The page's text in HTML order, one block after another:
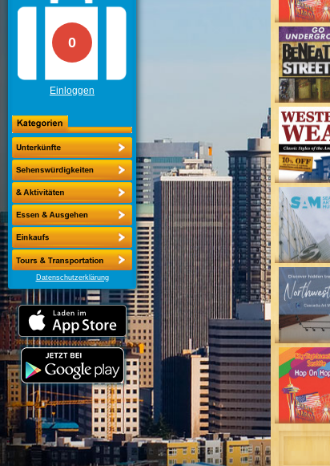
0
Einloggen
Datenschutzerklärung